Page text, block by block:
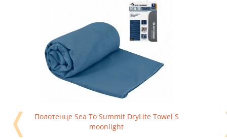
Полотенце Sea To Summit DryLite Towel S
moonlight
❬